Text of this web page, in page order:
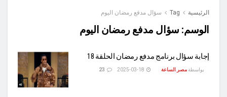
الرئيسية Tag سؤال مدفع رمضان اليوم
الوسم: سؤال مدفع رمضان اليوم
إجابة سؤال برنامج مدفع رمضان الحلقة 18
بواسطة مصر الساعة